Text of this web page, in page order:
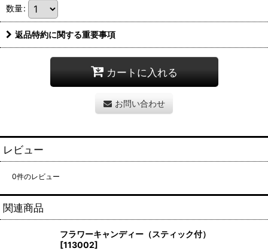
数量:
返品特約に関する重要事項
カートに入れる
お問い合わせ
レビュー
0件のレビュー
関連商品
フラワーキャンディー（スティック付）
[113002]